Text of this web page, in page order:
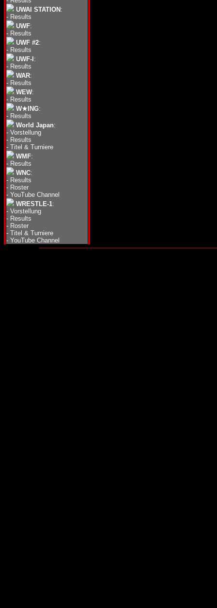
UWAI STATION :
- Results
UWF:
- Results
UWF #2:
- Results
UWF-I :
- Results
WAR:
- Results
WEW:
- Results
W★ING:
- Results
World Japan:
- Vorstellung
- Results
- Titel & Turniere
WMF:
- Results
WNC:
- Results
- Roster
- YouTube Channel
WRESTLE-1:
- Vorstellung
- Results
- Roster
- Titel & Turniere
- YouTube Channel